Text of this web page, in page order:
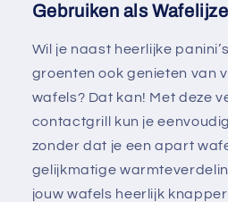
Gebruiken als
Wil je naast heerlijke
groenten ook genieten van
wafels? Dat kan! Met deze
contactgrill kun je
zonder dat je een apart
gelijkmatige
jouw wafels heerlijk